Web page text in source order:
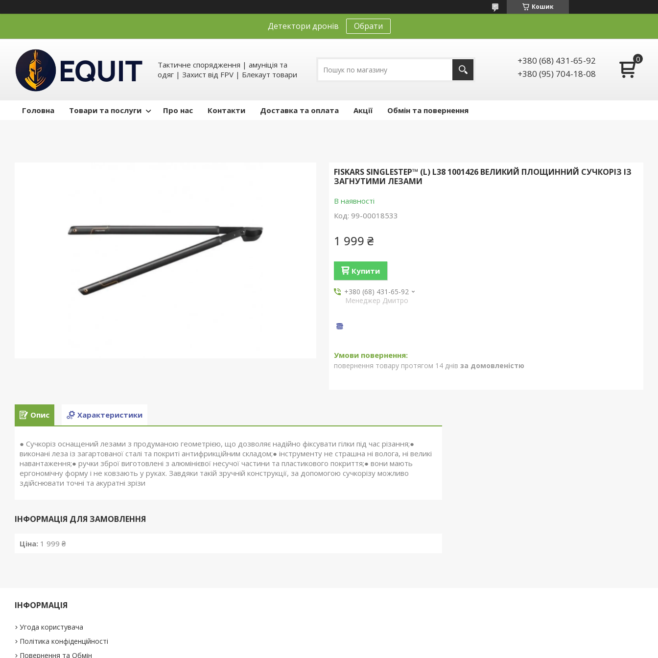
Кошик
Детектори дронів Обрати
Тактичне спорядження | амуніція та
одяг | Захист від FPV | Блекаут товари
+380 (68) 431-65-92
+380 (95) 704-18-08
Головна Товари та послуги Про нас Контакти Доставка та оплата Акції Обмін та повернення
FISKARS SINGLESTEP™ (L) L38 1001426 ВЕЛИКИЙ ПЛОЩИННИЙ СУЧКОРІЗ ІЗ
ЗАГНУТИМИ ЛЕЗАМИ
В наявності
Код: 99-00018533
1 999 ₴
Купити
+380 (68) 431-65-92
Менеджер Дмитро
повернення товару протягом 14 днів за домовленістю
Опис Характеристики
● Сучкоріз оснащений лезами з продуманою геометрією, що дозволяє надійно фіксувати гілки під час різання;●
виконані леза із загартованої сталі та покриті антифрикційним складом;● інструменту не страшна ні волога, ні великі
навантаження;● ручки зброї виготовлені з алюмінієвої несучої частини та пластикового покриття;● вони мають
ергономічну форму і не ковзають у руках. Завдяки такій зручній конструкції, за допомогою сучкорізу можливо
здійснювати точні та акуратні зрізи
ІНФОРМАЦІЯ ДЛЯ ЗАМОВЛЕННЯ
Ціна: 1 999 ₴
ІНФОРМАЦІЯ
Угода користувача
Політика конфіденційності
Повернення та Обмін